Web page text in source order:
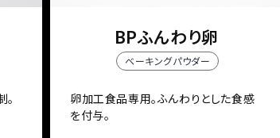
BPふんわり卵
ベーキングパウダー
卵加工食品専用。ふんわりとした食感
を付与。